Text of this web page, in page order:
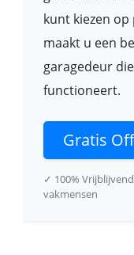
kunt kiezen
maakt u een
garagedeur
functioneert.
Gratis
✓ 100% Vrijblijvend
vakmensen